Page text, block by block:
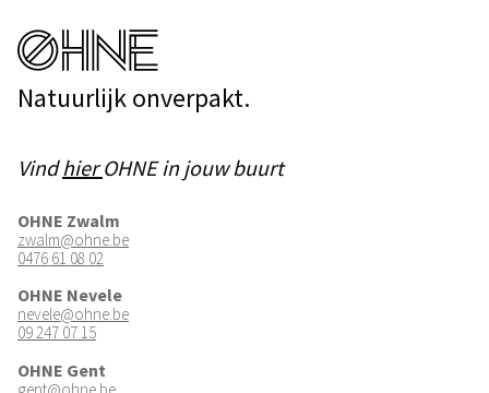
Natuurlijk onverpakt.
VindhierOHNE in jouw buurt
OHNE Zwalm
zwalm@ohne.be
0476 61 08 02
OHNE Nevele
nevele@ohne.be
09 247 07 15
OHNE Gent